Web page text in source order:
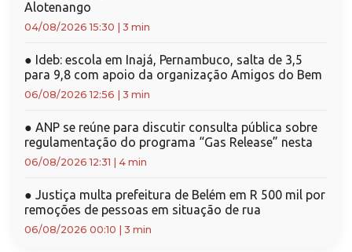
Alotenango
04/08/2026 15:30 3 min
● Ideb: escola em Inajá, Pernambuco, salta de 3,5
para 9,8 com apoio da organização Amigos do Bem
06/08/2026 12:56 3 min
● ANP se reúne para discutir consulta pública sobre
regulamentação do programa “Gas Release” nesta
06/08/2026 12:31 4 min
● Justiça multa prefeitura de Belém em R 500 mil por
remoções de pessoas em situação de rua
06/08/2026 00:10 3 min